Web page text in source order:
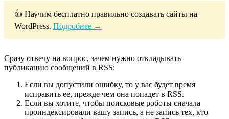
👍 Научим бесплатно правильно создавать сайты на
WordPress. Подробнее →
Сразу отвечу на вопрос, зачем нужно откладывать
публикацию сообщений в RSS:
Если вы допустили ошибку, то у вас будет время
исправить ее, прежде чем она попадет в RSS.
Если вы хотите, чтобы поисковые роботы сначала
проиндексировали вашу запись, а не запись тех, кто